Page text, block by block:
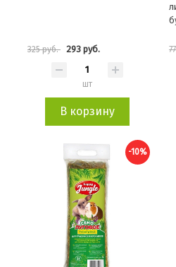
325 руб. 293 руб.
шт
В корзину
-10%